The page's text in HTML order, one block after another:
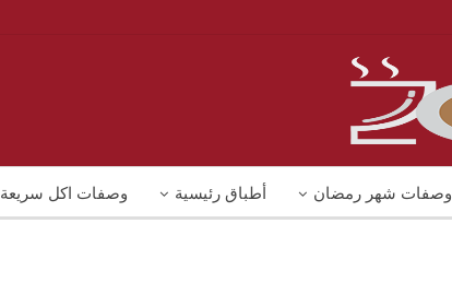
وصفات شهر رمضان أطباق رئيسية وصفات اكل سريعة